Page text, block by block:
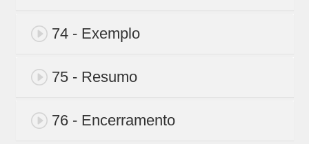
74 - Exemplo
75 - Resumo
76 - Encerramento